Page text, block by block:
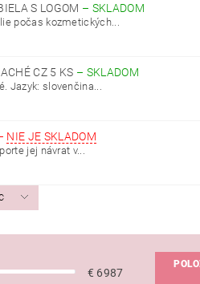
S LOGOM – SKLADOM
počas kozmetických...
CZ 5 KS – SKLADOM
Jazyk: slovenčina...
NIE JE SKLADOM
jej návrat v...
€ 6987